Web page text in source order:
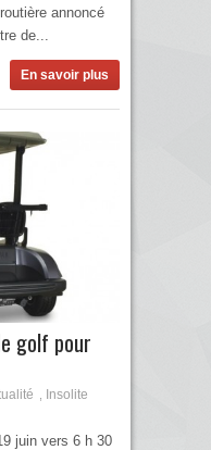
annoncé
de...
En savoir plus
golf pour
Insolite
juin vers 6 h 30